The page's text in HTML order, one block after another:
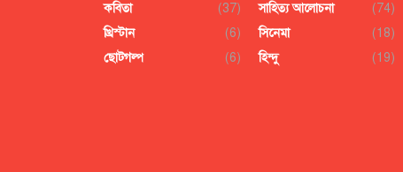
কবিতা
(37)
খ্রিস্টান
(6)
ছোটগল্প
(6)
সাহিত্য আলোচনা
(74)
সিনেমা
(18)
হিন্দু
(19)